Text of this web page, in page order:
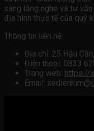
sàng lắng nghe và tư
địa hình thực tế của quý
Thông tin liên hệ:
Địa chỉ: 25 Hậu
Điện thoại: 0833
Trang web: https://
Email: